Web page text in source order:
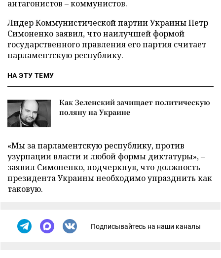
антагонистов – коммунистов.
Лидер Коммунистической партии Украины Петр
Симоненко заявил, что наилучшей формой
государственного правления его партия считает
парламентскую республику.
НА ЭТУ ТЕМУ
Как Зеленский зачищает политическую
поляну на Украине
«Мы за парламентскую республику, против
узурпации власти и любой формы диктатуры», –
заявил Симоненко, подчеркнув, что должность
президента Украины необходимо упразднить как
таковую.
Подписывайтесь на наши каналы